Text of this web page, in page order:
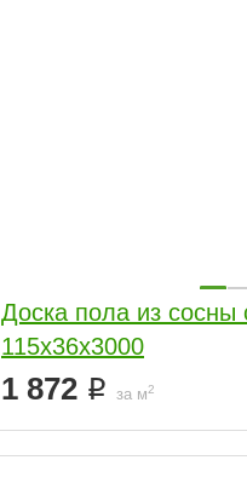
Доска пола из сосны
115x36x3000
1 872 за м2